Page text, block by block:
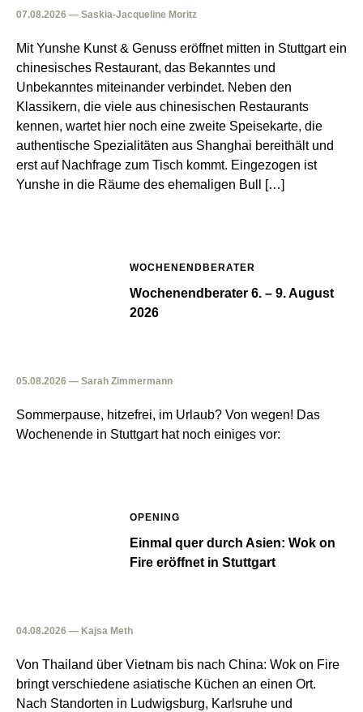
07.08.2026 — Saskia-Jacqueline Moritz
Mit Yunshe Kunst & Genuss eröffnet mitten in Stuttgart ein
chinesisches Restaurant, das Bekanntes und
Unbekanntes miteinander verbindet. Neben den
Klassikern, die viele aus chinesischen Restaurants
kennen, wartet hier noch eine zweite Speisekarte, die
authentische Spezialitäten aus Shanghai bereithält und
erst auf Nachfrage zum Tisch kommt. Eingezogen ist
Yunshe in die Räume des ehemaligen Bull […]
WOCHENENDBERATER
Wochenendberater 6. – 9. August
2026
05.08.2026 — Sarah Zimmermann
Sommerpause, hitzefrei, im Urlaub? Von wegen! Das
Wochenende in Stuttgart hat noch einiges vor:
OPENING
Einmal quer durch Asien: Wok on
Fire eröffnet in Stuttgart
04.08.2026 — Kajsa Meth
Von Thailand über Vietnam bis nach China: Wok on Fire
bringt verschiedene asiatische Küchen an einen Ort.
Nach Standorten in Ludwigsburg, Karlsruhe und